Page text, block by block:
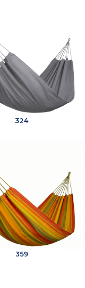
324
359